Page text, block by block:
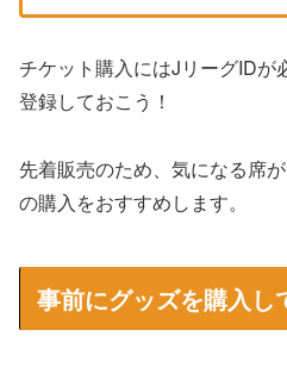
チケット購入にはJリーグIDが
登録しておこう！
先着販売のため、気になる席
の購入をおすすめします。
事前にグッズを購入し